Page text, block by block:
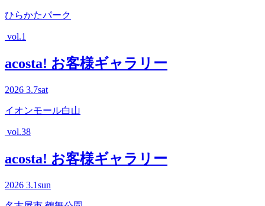
ひらかたパーク
vol.1
acosta! お客様ギャラリー
2026 3.7sat
イオンモール白山
vol.38
acosta! お客様ギャラリー
2026 3.1sun